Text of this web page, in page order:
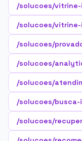
/solucoes/
/solucoes/
/solucoes/
/solucoes/
/solucoes/
/solucoes/
/solucoes/